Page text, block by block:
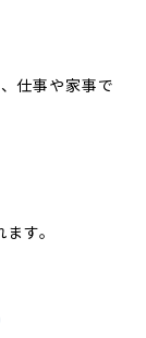
仕事や家事で
す。